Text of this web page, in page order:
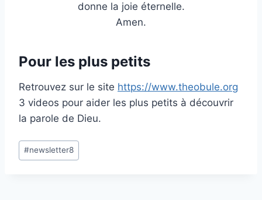
donne la joie éternelle.
Amen.
Pour les plus petits
Retrouvez sur le site https://www.theobule.org
3 videos pour aider les plus petits à découvrir
la parole de Dieu.
Étiquettes
de
#newsletter8